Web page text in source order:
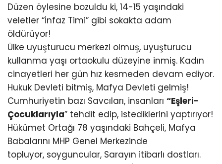
Düzen öylesine bozuldu ki, 14-15 yaşındaki
veletler “İnfaz Timi” gibi sokakta adam
öldürüyor!
Ülke uyuşturucu merkezi olmuş, uyuşturucu
kullanma yaşı ortaokulu düzeyine inmiş. Kadın
cinayetleri her gün hız kesmeden devam ediyor.
Hukuk Devleti bitmiş, Mafya Devleti gelmiş!
Cumhuriyetin bazı Savcıları, insanları “Eşleri-
Çocuklarıyla” tehdit edip, istediklerini yaptırıyor!
Hükümet Ortağı 78 yaşındaki Bahçeli, Mafya
Babalarını MHP Genel Merkezinde
topluyor, soyguncular, Sarayın itibarlı dostları.